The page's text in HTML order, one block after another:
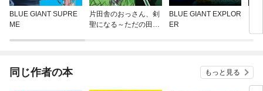
BLUE GIANT SUPRE
ME
片田舎のおっさん、剣
聖になる～ただの田舎
BLUE GIANT EXPLOR
ER
同じ作者の本 もっと見る